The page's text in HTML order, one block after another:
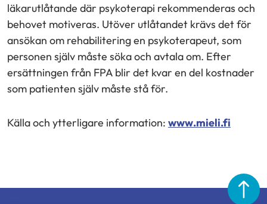
läkarutlåtande där psykoterapi rekommenderas och
behovet motiveras. Utöver utlåtandet krävs det för
ansökan om rehabilitering en psykoterapeut, som
personen själv måste söka och avtala om. Efter
ersättningen från FPA blir det kvar en del kostnader
som patienten själv måste stå för.
Källa och ytterligare information: www.mieli.fi